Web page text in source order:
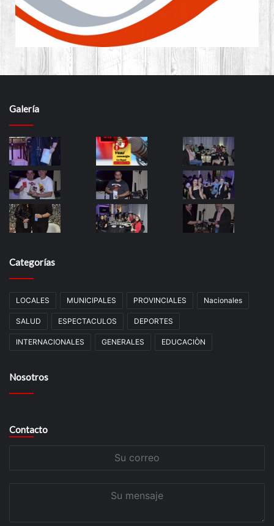
Galería
Categorías
LOCALES MUNICIPALES PROVINCIALES Nacionales
SALUD ESPECTACULOS DEPORTES
INTERNACIONALES GENERALES EDUCACIÒN
Nosotros
Contacto